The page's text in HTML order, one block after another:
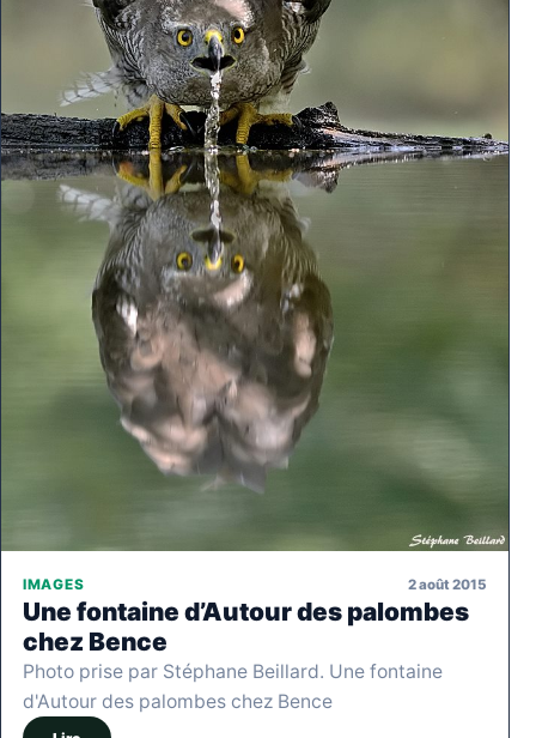
IMAGES 2 août 2015
Une fontaine d’Autour des palombes
chez Bence
Photo prise par Stéphane Beillard. Une fontaine
d'Autour des palombes chez Bence